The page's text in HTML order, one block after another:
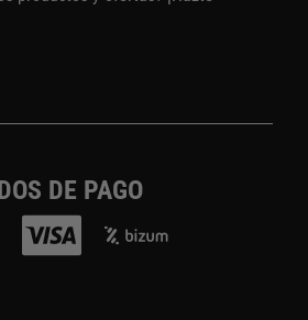
DE PAGO